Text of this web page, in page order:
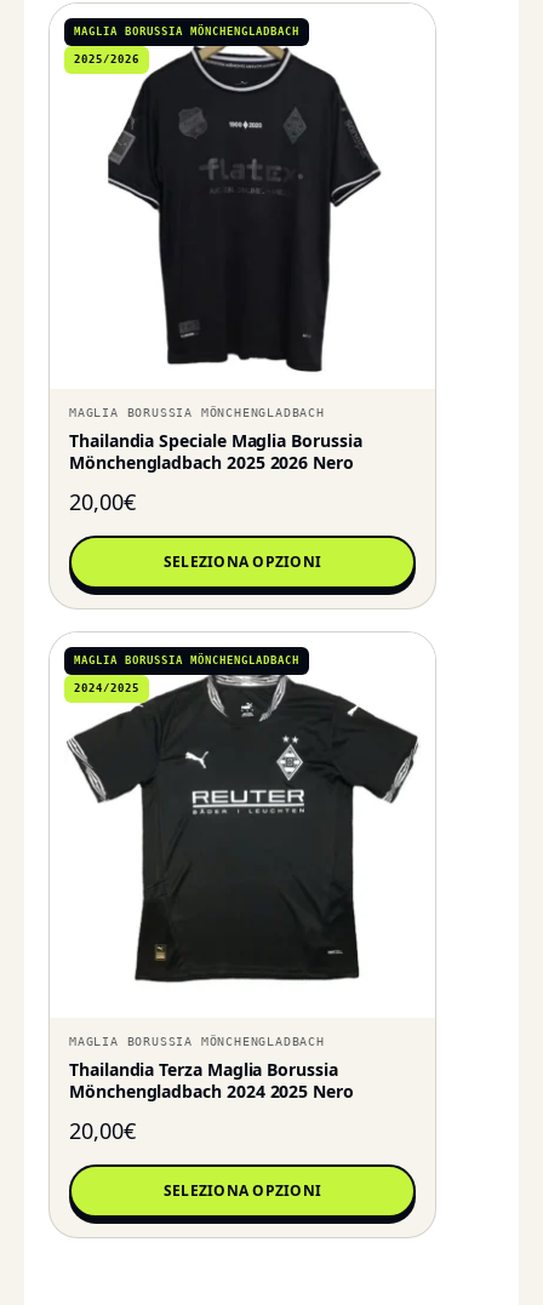
MAGLIA BORUSSIA MÖNCHENGLADBACH
2025/2026
MAGLIA BORUSSIA MÖNCHENGLADBACH
Thailandia Speciale Maglia Borussia
Mönchengladbach 2025 2026 Nero
20,00€
SELEZIONA OPZIONI
MAGLIA BORUSSIA MÖNCHENGLADBACH
2024/2025
MAGLIA BORUSSIA MÖNCHENGLADBACH
Thailandia Terza Maglia Borussia
Mönchengladbach 2024 2025 Nero
20,00€
SELEZIONA OPZIONI